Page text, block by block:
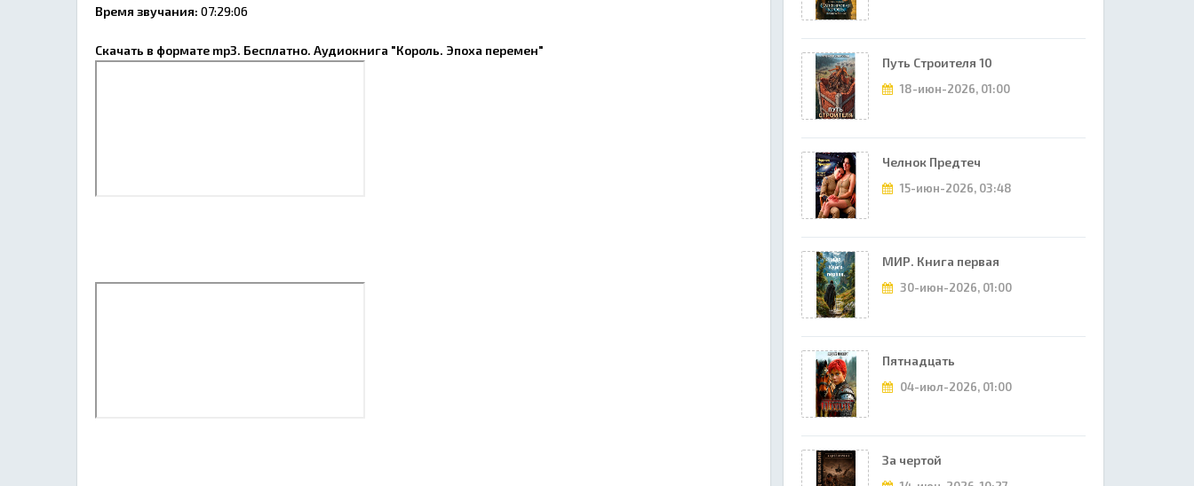
Время звучания: 07:29:06
Скачать в формате mp3. Бесплатно. Аудиокнига "Король. Эпоха перемен"
Путь Строителя 10
18-июн-2026, 01:00
Челнок Предтеч
15-июн-2026, 03:48
МИР. Книга первая
30-июн-2026, 01:00
Пятнадцать
04-июл-2026, 01:00
За чертой